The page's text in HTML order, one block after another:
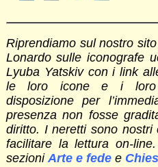
Riprendiamo sul nostro sito
Lonardo sulle iconografe
Lyuba Yatskiv con i link
le loro icone e i loro
disposizione per
presenza non fosse
diritto. I neretti sono nostri
facilitare la lettura on-
sezioni Arte e fedee